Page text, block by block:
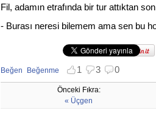
Fil, adamın etrafında bir tur attıktan
- Burası neresi bilemem ama sen bu
Beğen
Beğenmekten vazgeç
Beğenme
Beğenmemekten vazgeç
1 3 0
Önceki Fıkra:
« Üçgen